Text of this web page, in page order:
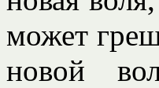
может
новой